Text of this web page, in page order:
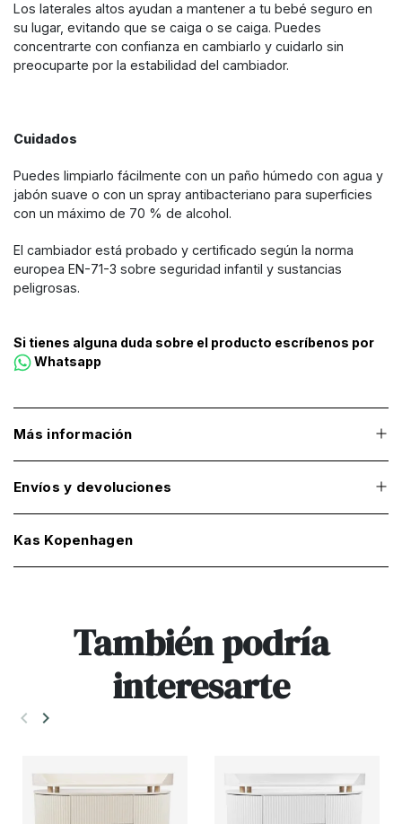
Los laterales altos ayudan a mantener a tu bebé seguro en
su lugar, evitando que se caiga o se caiga. Puedes
concentrarte con confianza en cambiarlo y cuidarlo sin
preocuparte por la estabilidad del cambiador.
Cuidados
Puedes limpiarlo fácilmente con un paño húmedo con agua y
jabón suave o con un spray antibacteriano para superficies
con un máximo de 70 % de alcohol.
El cambiador está probado y certificado según la norma
europea EN-71-3 sobre seguridad infantil y sustancias
peligrosas.
Si tienes alguna duda sobre el producto escríbenos por
Whatsapp
Más información
Envíos y devoluciones
Kas Kopenhagen
También podría
interesarte
Anterior
keyboard_arrow_left Siguiente
keyboard_arrow_right